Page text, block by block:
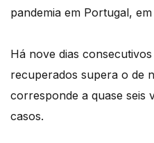
pandemia em Portugal,
Há nove dias
recuperados supera o de
corresponde a quase seis
casos.